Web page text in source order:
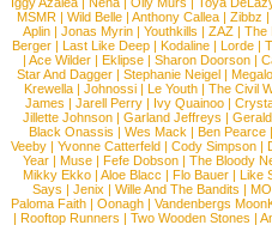
MSMR |Wild Belle |Anthony Callea |Zibbz
Aplin | Jonas Myrin | Youthkills | ZAZ | The
Berger |Last Like Deep |Kodaline |Lorde |
|Ace Wilder |Eklipse |Sharon Doorson |
Star And Dagger | Stephanie Neigel |
Krewella | Johnossi | Le Youth | The Civil
James | Jarell Perry | Ivy Quainoo |
Jillette Johnson | Garland Jeffreys |
Black Onassis | Wes Mack | Ben Pearce
Veeby | Yvonne Catterfeld | Cody Simpson |
Year |Muse |Fefe Dobson |The Bloody
Mikky Ekko | Aloe Blacc | Flo Bauer | Like
Says | Jenix | Wille And The Bandits | MO
Paloma Faith |Oonagh |Vandenbergs
|Rooftop Runners |Two Wooden Stones |